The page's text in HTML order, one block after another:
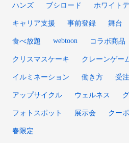
ハンズ ブシロード ホワイト
キャリア支援 事前登録 舞台
食べ放題 webtoon コラボ商品
クリスマスケーキ クレーンゲー
イルミネーション 働き方 受
アップサイクル ウェルネス
フォトスポット 展示会 クー
春限定